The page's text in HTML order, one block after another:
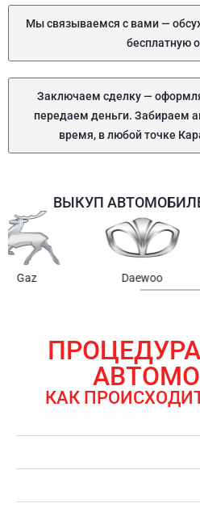
Мы связываемся с вами —
бесплатную
Заключаем сделку —
передаем деньги. Забираем
время, в любой точке
ВЫКУП
Chrysler
КАК